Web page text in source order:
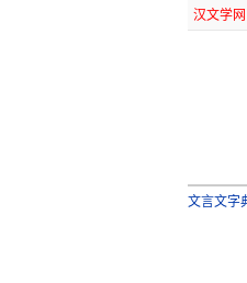
汉文学网
文言文字